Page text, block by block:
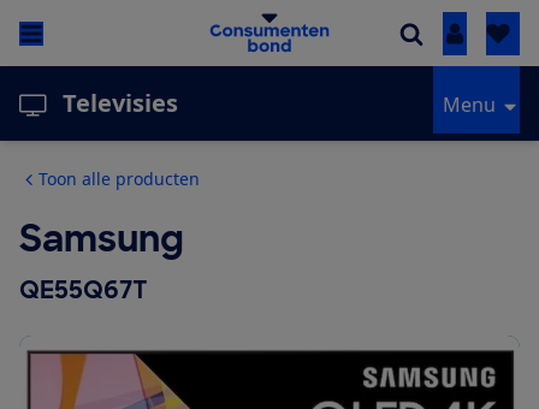
Inloggen
Televisies Menu
Toon alle producten
Samsung
QE55Q67T